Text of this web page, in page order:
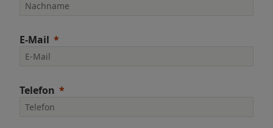
E-Mail
Telefon